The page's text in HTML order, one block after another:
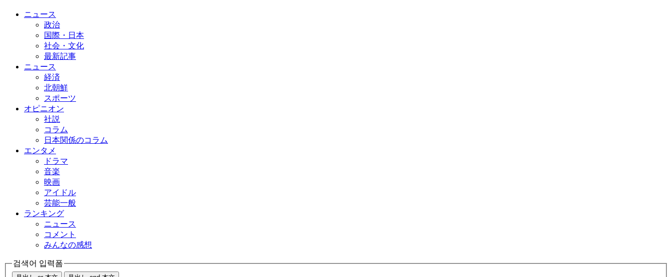
ニュース
政治
国際・日本
社会・文化
最新記事
ニュース
経済
北朝鮮
スポーツ
オピニオン
社説
コラム
日本関係のコラム
エンタメ
ドラマ
音楽
映画
アイドル
芸能一般
ランキング
ニュース
コメント
みんなの感想
검색어 입력폼